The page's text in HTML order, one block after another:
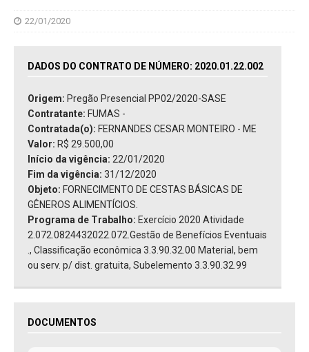
22/01/2020
DADOS DO CONTRATO DE NÚMERO: 2020.01.22.002
Origem: Pregão Presencial PP02/2020-SASE
Contratante: FUMAS -
Contratada(o): FERNANDES CESAR MONTEIRO - ME
Valor: R$ 29.500,00
Início da vigência: 22/01/2020
Fim da vigência: 31/12/2020
Objeto: FORNECIMENTO DE CESTAS BÁSICAS DE
GÊNEROS ALIMENTÍCIOS.
Programa de Trabalho: Exercício 2020 Atividade
2.072.0824432022.072.Gestão de Benefícios Eventuais
., Classificação econômica 3.3.90.32.00 Material, bem
ou serv. p/ dist. gratuita, Subelemento 3.3.90.32.99
DOCUMENTOS